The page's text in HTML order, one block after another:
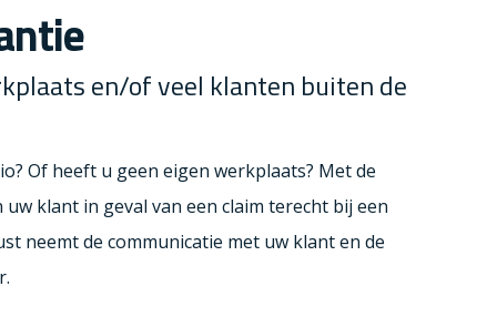
en/of veel klanten buiten de
Of heeft u geen eigen werkplaats? Met de
klant in geval van een claim terecht bij een
neemt de communicatie met uw klant en de